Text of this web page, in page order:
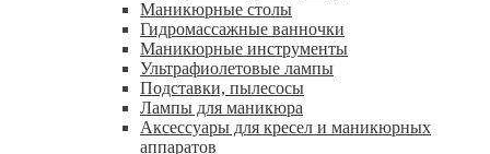
Маникюрные столы
Гидромассажные ванночки
Маникюрные инструменты
Ультрафиолетовые лампы
Подставки, пылесосы
Лампы для маникюра
Аксессуары для кресел и маникюрных
аппаратов